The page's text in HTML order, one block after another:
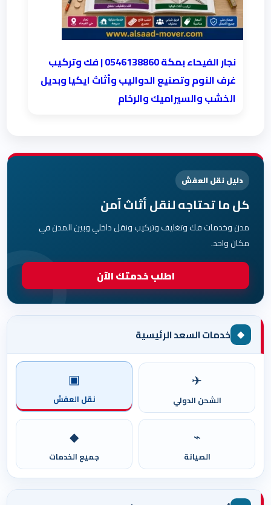
نجار الفيحاء بمكة 0546138860⁩ | فك وتركيب
غرف النوم وتصنيع الدواليب وأثاث ايكيا وبديل
الخشب والسيراميك والرخام
دليل نقل العفش
كل ما تحتاجه لنقل أثاث آمن
مدن وخدمات فك وتغليف وتركيب ونقل داخلي وبين المدن في
مكان واحد.
اطلب خدمتك الآن
◆ خدمات السعد الرئيسية
✈
الشحن الدولي
▣
نقل العفش
⌁
الصيانة
◆
جميع الخدمات